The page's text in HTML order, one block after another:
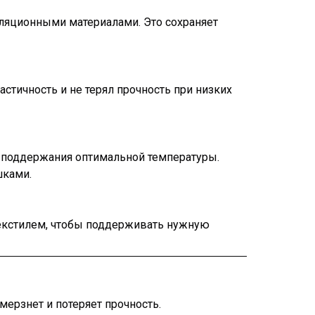
материалами. Это сохраняет
и не терял прочность при низких
оптимальной температуры.
чтобы поддерживать нужную
и потеряет прочность.